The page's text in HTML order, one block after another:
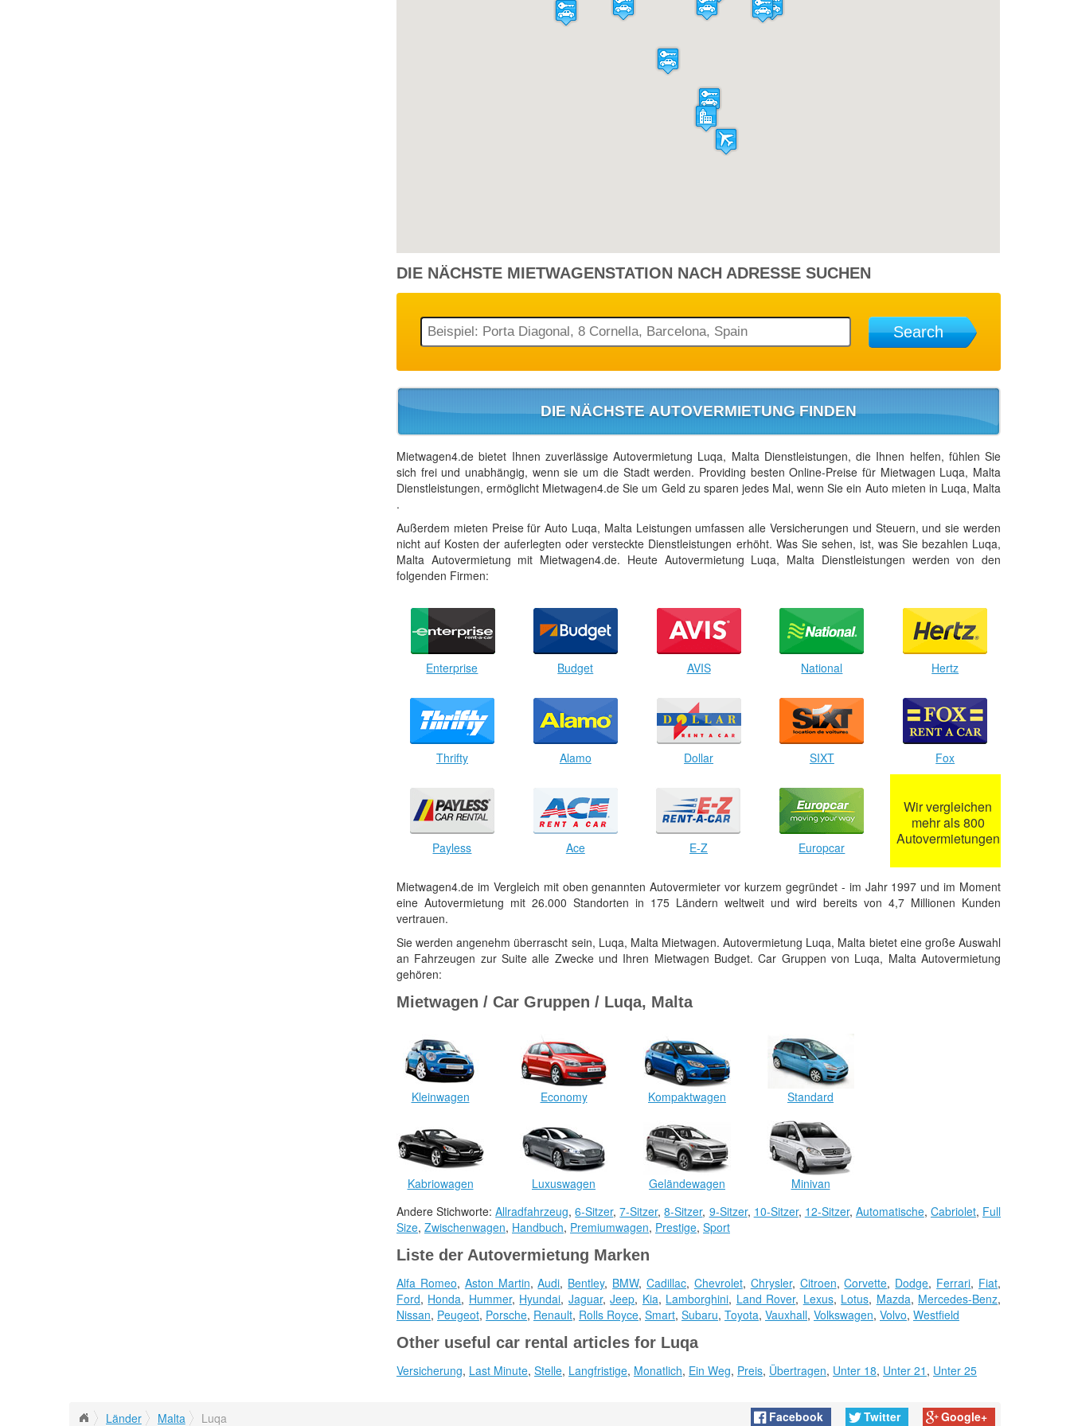
7 Tagen
Economy
Peugeot 107
DIE NÄCHSTE MIETWAGENSTATION NACH ADRESSE SUCHEN
Search
DIE NÄCHSTE AUTOVERMIETUNG FINDEN
Mietwagen4.de bietet Ihnen zuverlässige Autovermietung Luqa, Malta Dienstleistungen, die Ihnen helfen, fühlen Sie
sich frei und unabhängig, wenn sie um die Stadt werden. Providing besten Online-Preise für Mietwagen Luqa, Malta
Dienstleistungen, ermöglicht Mietwagen4.de Sie um Geld zu sparen jedes Mal, wenn Sie ein Auto mieten in Luqa, Malta
.
Außerdem mieten Preise für Auto Luqa, Malta Leistungen umfassen alle Versicherungen und Steuern, und sie werden
nicht auf Kosten der auferlegten oder versteckte Dienstleistungen erhöht. Was Sie sehen, ist, was Sie bezahlen Luqa,
Malta Autovermietung mit Mietwagen4.de. Heute Autovermietung Luqa, Malta Dienstleistungen werden von den
folgenden Firmen:
Enterprise Budget AVIS National Hertz
Thrifty Alamo Dollar SIXT Fox
Payless Ace E-Z Europcar
Wir vergleichen
mehr als 800
Autovermietungen
Mietwagen4.de im Vergleich mit oben genannten Autovermieter vor kurzem gegründet - im Jahr 1997 und im Moment
eine Autovermietung mit 26.000 Standorten in 175 Ländern weltweit und wird bereits von 4,7 Millionen Kunden
vertrauen.
Sie werden angenehm überrascht sein, Luqa, Malta Mietwagen. Autovermietung Luqa, Malta bietet eine große Auswahl
an Fahrzeugen zur Suite alle Zwecke und Ihren Mietwagen Budget. Car Gruppen von Luqa, Malta Autovermietung
gehören:
Mietwagen / Car Gruppen / Luqa, Malta
Kleinwagen Economy Kompaktwagen Standard
Kabriowagen Luxuswagen Geländewagen
Minivan
Andere Stichworte:Allradfahrzeug,6-Sitzer,7-Sitzer,8-Sitzer, 9-Sitzer, 10-Sitzer, 12-Sitzer, Automatische, Cabriolet, Full
Size, Zwischenwagen, Handbuch, Premiumwagen, Prestige, Sport
Liste der Autovermietung Marken
Alfa Romeo, Aston Martin,Audi, Bentley, BMW,Cadillac, Chevrolet, Chrysler, Citroen,Corvette, Dodge, Ferrari, Fiat,
Ford, Honda, Hummer, Hyundai, Jaguar,Jeep, Kia, Lamborghini, Land Rover, Lexus, Lotus, Mazda, Mercedes-Benz,
Nissan, Peugeot, Porsche, Renault, Rolls Royce, Smart, Subaru, Toyota, Vauxhall, Volkswagen, Volvo, Westfield
Other useful car rental articles for Luqa
Versicherung, Last Minute, Stelle, Langfristige, Monatlich, Ein Weg, Preis, Übertragen, Unter 18, Unter 21 , Unter 25
Länder Malta Luqa Facebook Twitter Google+